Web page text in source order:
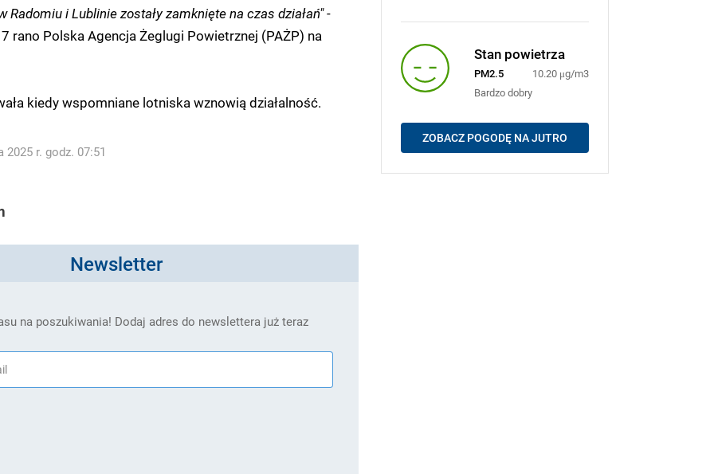
Radomiu i Lublinie zostały zamknięte na czas działań"-
rano Polska Agencja Żeglugi Powietrznej (PAŻP) na
kiedy wspomniane lotniska wznowią działalność.
2025 r. godz. 07:51
Newsletter
na poszukiwania! Dodaj adres do newslettera już teraz
Stan powietrza
PM2.5
10.20 μg/m3
Bardzo dobry
ZOBACZ POGODĘ NA JUTRO